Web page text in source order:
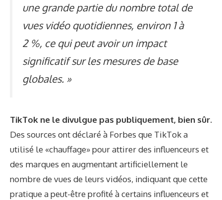
une grande partie du nombre total de
vues vidéo quotidiennes, environ 1 à
2 %, ce qui peut avoir un impact
significatif sur les mesures de base
globales. »
TikTok ne le divulgue pas publiquement, bien sûr.
Des sources ont déclaré à Forbes que TikTok a
utilisé le «chauffage» pour attirer des influenceurs et
des marques en augmentant artificiellement le
nombre de vues de leurs vidéos, indiquant que cette
pratique a peut-être profité à certains influenceurs et